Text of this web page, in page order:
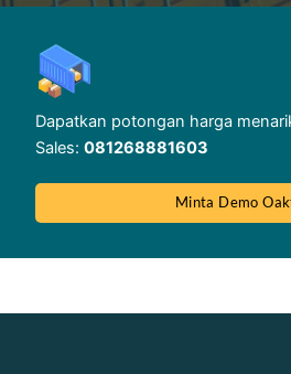
Dapatkan potongan harga
Sales: 081268881603
Minta Demo